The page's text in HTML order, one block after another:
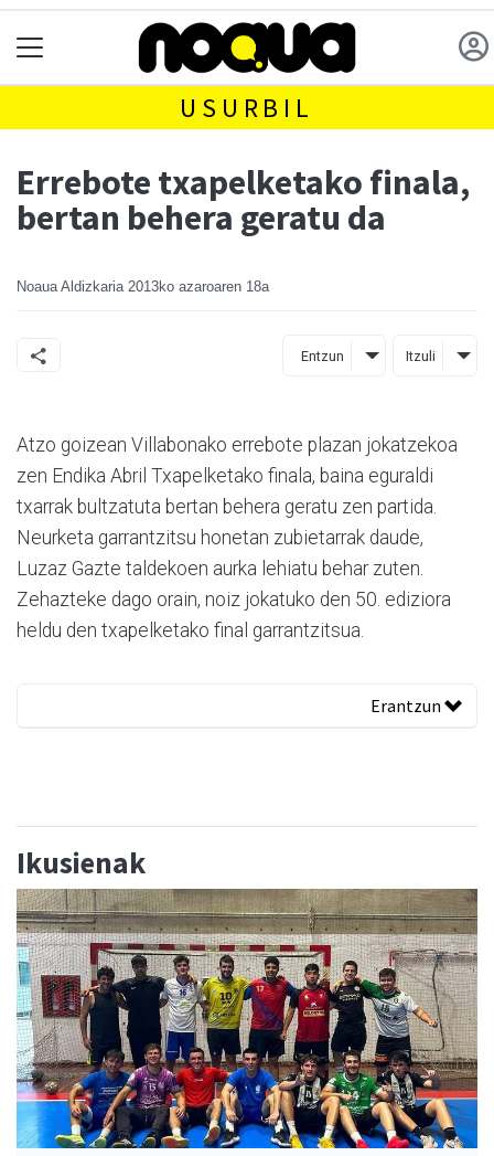
USURBIL
Errebote txapelketako finala,
bertan behera geratu da
Noaua Aldizkaria 2013ko azaroaren 18a
Entzun Itzuli
Atzo goizean Villabonako errebote plazan jokatzekoa
zen Endika Abril Txapelketako finala, baina eguraldi
txarrak bultzatuta bertan behera geratu zen partida.
Neurketa garrantzitsu honetan zubietarrak daude,
Luzaz Gazte taldekoen aurka lehiatu behar zuten.
Zehazteke dago orain, noiz jokatuko den 50. ediziora
heldu den txapelketako final garrantzitsua.
Erantzun
Ikusienak